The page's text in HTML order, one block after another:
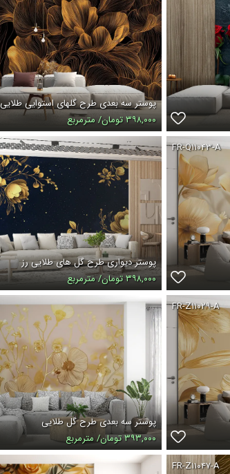
پوستر سه بعدی طرح گلهای استوایی طلایی
۳۹۸,۰۰۰ تومان/ مترمربع
FR-Q۱۱۰۴۳-A
پوستر دیواری طرح گل های طلایی رز
۳۹۸,۰۰۰ تومان/ مترمربع
FR-Z۱۱۰۲۹-A
پوستر سه بعدی طرح گل طلایی
۳۹۳,۰۰۰ تومان/ مترمربع
FR-Z۱۱۰۴۷-A